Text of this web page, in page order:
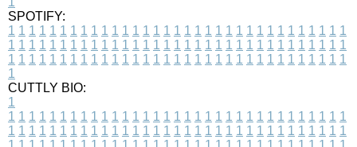
SPOTIFY:
1 1 1 1 1 1 1 1 1 1 1 1 1 1 1 1 1 1 1 1 1 1 1 1 1 1 1 1 1 1 1 1 1
1 1 1 1 1 1 1 1 1 1 1 1 1 1 1 1 1 1 1 1 1 1 1 1 1 1 1 1 1 1 1 1 1
1 1 1 1 1 1 1 1 1 1 1 1 1 1 1 1 1 1 1 1 1 1 1 1 1 1 1 1 1 1 1 1 1
1
CUTTLY BIO:
1
1 1 1 1 1 1 1 1 1 1 1 1 1 1 1 1 1 1 1 1 1 1 1 1 1 1 1 1 1 1 1 1 1
1 1 1 1 1 1 1 1 1 1 1 1 1 1 1 1 1 1 1 1 1 1 1 1 1 1 1 1 1 1 1 1 1